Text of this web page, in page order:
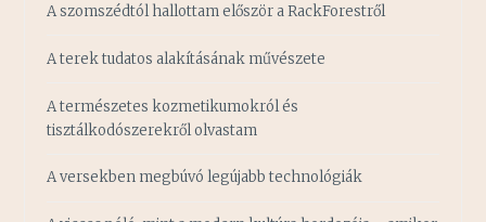
A szomszédtól hallottam először a RackForestről
A terek tudatos alakításának művészete
A természetes kozmetikumokról és
tisztálkodószerekről olvastam
A versekben megbúvó legújabb technológiák